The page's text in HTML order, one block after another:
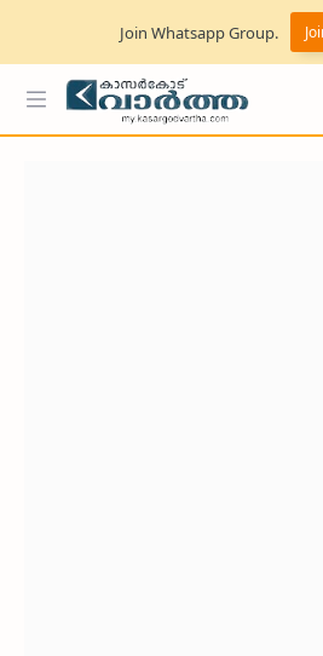
Join Whatsapp Group.